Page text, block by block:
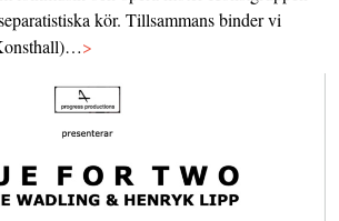
kör. Tillsammans binder vi
>